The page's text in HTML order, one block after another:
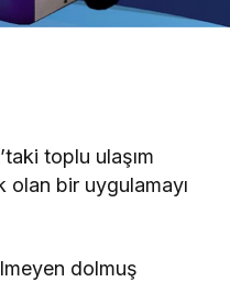
toplu ulaşım
bir uygulamayı
dolmuş